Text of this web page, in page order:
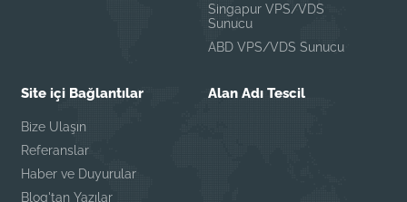
Singapur VPS/VDS
Sunucu
ABD VPS/VDS Sunucu
Site içi Bağlantılar
Bize Ulaşın
Referanslar
Haber ve Duyurular
Blog'tan Yazılar
Alan Adı Tescil